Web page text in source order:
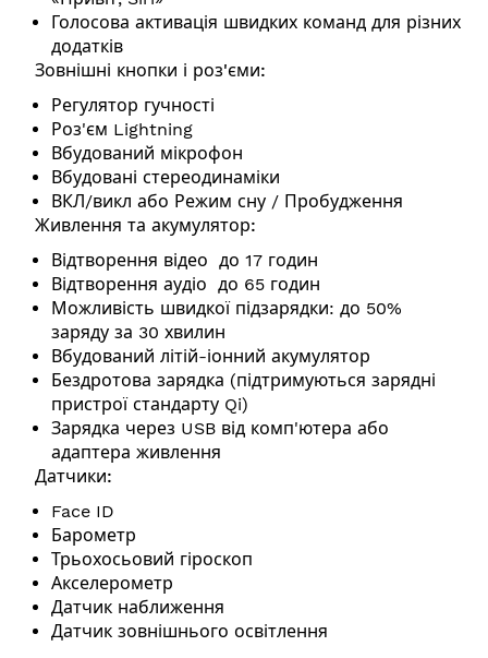
Голосова активація швидких команд для різних
додатків
Зовнішні кнопки і роз'єми:
Регулятор гучності
Роз'єм Lightning
Вбудований мікрофон
Вбудовані стереодинаміки
ВКЛ/викл або Режим сну / Пробудження
Живлення та акумулятор:
Відтворення відео до 17 годин
Відтворення аудіо до 65 годин
Можливість швидкої підзарядки: до 50%
заряду за 30 хвилин
Вбудований літій-іонний акумулятор
Бездротова зарядка (підтримуються зарядні
пристрої стандарту Qi)
Зарядка через USB від комп'ютера або
адаптера живлення
Датчики:
Face ID
Барометр
Трьохосьовий гіроскоп
Акселерометр
Датчик наближення
Датчик зовнішнього освітлення